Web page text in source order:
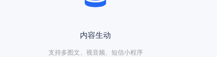
内容生动
支持多图文、视音频、短信小程序